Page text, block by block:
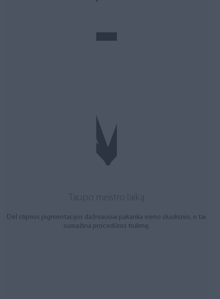
Taupo meistro laiką
Dėl stiprios pigmentacijos dažniausiai pakanka vieno sluoksnio, o tai
sumažina procedūros trukmę.